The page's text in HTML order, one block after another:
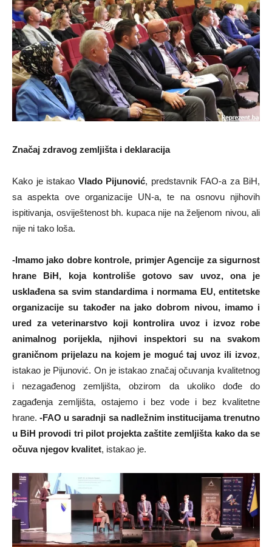
Značaj zdravog zemljišta i deklaracija
Kako je istakao Vlado Pijunović, predstavnik FAO-a za BiH,
sa aspekta ove organizacije UN-a, te na osnovu njihovih
ispitivanja, osviještenost bh. kupaca nije na željenom nivou, ali
nije ni tako loša.
-Imamo jako dobre kontrole, primjer Agencije za sigurnost
hrane BiH, koja kontroliše gotovo sav uvoz, ona je
usklađena sa svim standardima i normama EU, entitetske
organizacije su također na jako dobrom nivou, imamo i
ured za veterinarstvo koji kontrolira uvoz i izvoz robe
animalnog porijekla, njihovi inspektori su na svakom
graničnom prijelazu na kojem je moguć taj uvoz ili izvoz,
istakao je Pijunović. On je istakao značaj očuvanja kvalitetnog
i nezagađenog zemljišta, obzirom da ukoliko dođe do
zagađenja zemljišta, ostajemo i bez vode i bez kvalitetne
hrane.-FAO u saradnji sa nadležnim institucijama trenutno
u BiH provodi tri pilot projekta zaštite zemljišta kako da se
očuva njegov kvalitet, istakao je.